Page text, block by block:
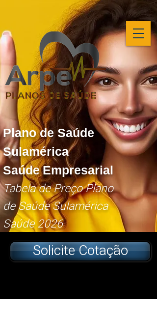
Plano de Saúde
Sulamérica
Saúde Empresarial
Tabela de Preço Plano
de Saúde Sulamérica
Saúde 2026
Solicite Cotação